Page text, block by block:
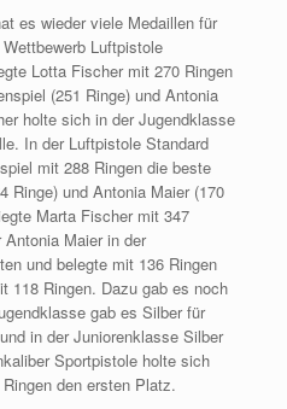
es wieder viele Medaillen für
Luftpistole
Lotta Fischer mit 270 Ringen
(251 Ringe) und Antonia
holte sich in der Jugendklasse
In der Luftpistole Standard
mit 288 Ringen die beste
Ringe) und Antonia Maier (170
Marta Fischer mit 347
Maier in der
und belegte mit 136 Ringen
118 Ringen. Dazu gab es noch
gab es Silber für
in der Juniorenklasse Silber
Sportpistole holte sich
den ersten Platz.